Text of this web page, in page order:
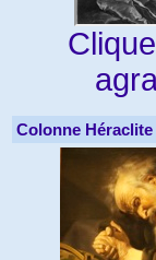
Colonne Héraclite